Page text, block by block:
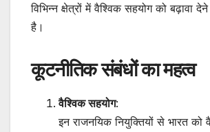
विभिन्न क्षेत्रों में वैश्विक सहयोग को बढ़ावा
है।
कूटनीतिक संबंधों का महत्व
वैश्विक सहयोग:
इन राजनयिक नियुक्तियों से भारत को